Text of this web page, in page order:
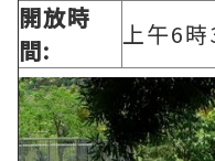
開放時
間:
上午6